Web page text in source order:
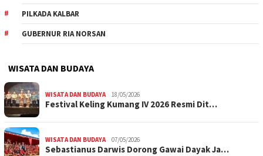
PILKADA KALBAR
GUBERNUR RIA NORSAN
WISATA DAN BUDAYA
WISATA DAN BUDAYA 18/05/2026
Festival Keling Kumang IV 2026 Resmi Dit…
WISATA DAN BUDAYA 07/05/2026
Sebastianus Darwis Dorong Gawai Dayak Ja…